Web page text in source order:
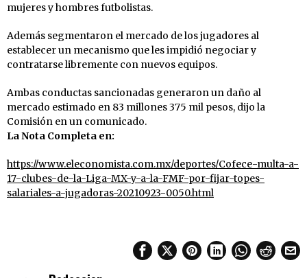
mujeres y hombres futbolistas.
Además segmentaron el mercado de los jugadores al
establecer un mecanismo que les impidió negociar y
contratarse libremente con nuevos equipos.
Ambas conductas sancionadas generaron un daño al
mercado estimado en 83 millones 375 mil pesos, dijo la
Comisión en un comunicado.
La Nota Completa en:
https://www.eleconomista.com.mx/deportes/Cofece-multa-a-
17-clubes-de-la-Liga-MX-y-a-la-FMF-por-fijar-topes-
salariales-a-jugadoras-20210923-0050.html